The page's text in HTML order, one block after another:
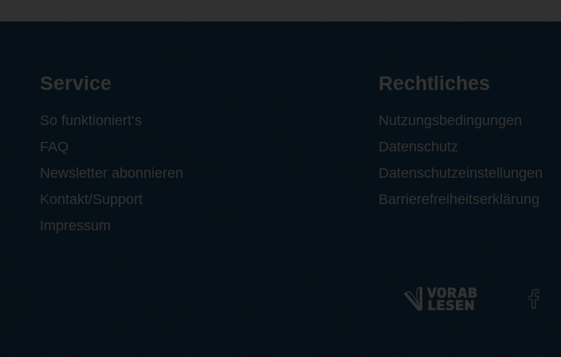
Service
So funktioniert‘s
FAQ
Newsletter abonnieren
Kontakt/Support
Impressum
Rechtliches
Nutzungsbedingungen
Datenschutz
Datenschutzeinstellungen
Barrierefreiheitserklärung